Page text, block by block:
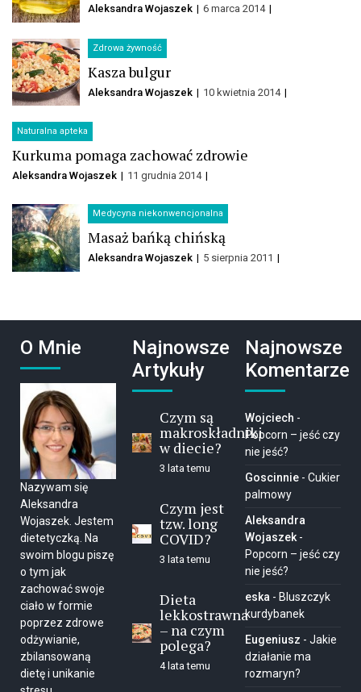
Aleksandra Wojaszek 6 marca 2014
Zdrowa żywność
Kasza bulgur
Aleksandra Wojaszek 10 kwietnia 2014
Naturalna apteka
Kurkuma pomaga zachować zdrowie
Aleksandra Wojaszek 11 grudnia 2014
Medycyna niekonwencjonalna
Masaż bańką chińską
Aleksandra Wojaszek 5 sierpnia 2011
O Mnie
Nazywam się
Aleksandra
Wojaszek. Jestem
dietetyczką. Na
swoim blogu piszę
o tym jak
zachować swoje
ciało w formie
poprzez zdrowe
odżywianie,
zbilansowaną
dietę i unikanie
Najnowsze
Artykuły
Czym są
makroskładniki
w diecie?
3 lata temu
Czym jest
tzw. long
COVID?
3 lata temu
Dieta
lekkostrawna
– na czym
polega?
4 lata temu
Najnowsze
Komentarze
Wojciech -
Popcorn – jeść czy
nie jeść?
Goscinnie- Cukier
palmowy
Aleksandra
Wojaszek-
Popcorn – jeść czy
nie jeść?
eska - Bluszczyk
kurdybanek
Eugeniusz - Jakie
działanie ma
rozmaryn?